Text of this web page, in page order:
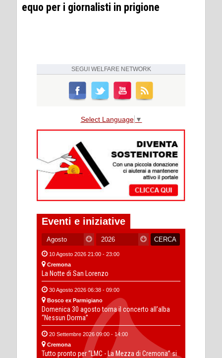
equo per i giornalisti in prigione
SEGUI WELFARE NETWORK
Select Language ▼
Eventi e iniziative
10 Agosto 2026 21:00 - 23:00
Cremona
La Notte di San Lorenzo
30 Agosto 2026 06:38 - 09:00
Bosco ex Parmigiano
Domenica 30 agosto torna il concerto all’alba
“Nessun Dorma”
20 Settembre 2026 09:00 - 14:00
Cremona
Tutto pronto per “LMC - La Mezza di Cremona” si